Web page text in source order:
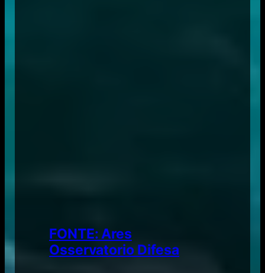
FONTE: Ares
Osservatorio Difesa